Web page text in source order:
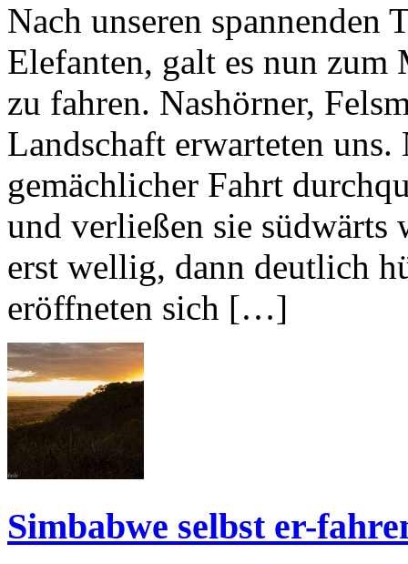
Nach unseren spannenden
Elefanten, galt es nun
zu fahren. Nashörner,
Landschaft erwarteten
gemächlicher Fahrt
und verließen sie südwärts
erst wellig, dann deutlich
eröffneten sich […]
Simbabwe selbst er-